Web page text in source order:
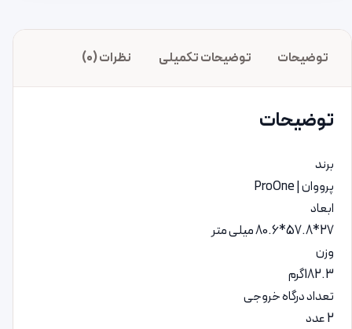
توضیحات توضیحات تکمیلی نظرات (0)
توضیحات
برند
پرووان | ProOne
ابعاد
27*57.8*80.6 میلی متر
وزن
182.3گرم
تعداد درگاه خروجی
2 عدد